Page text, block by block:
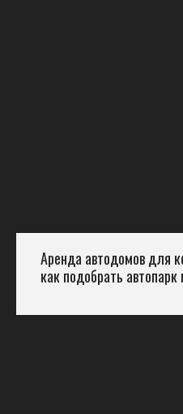
Аренда автодомов для
как подобрать